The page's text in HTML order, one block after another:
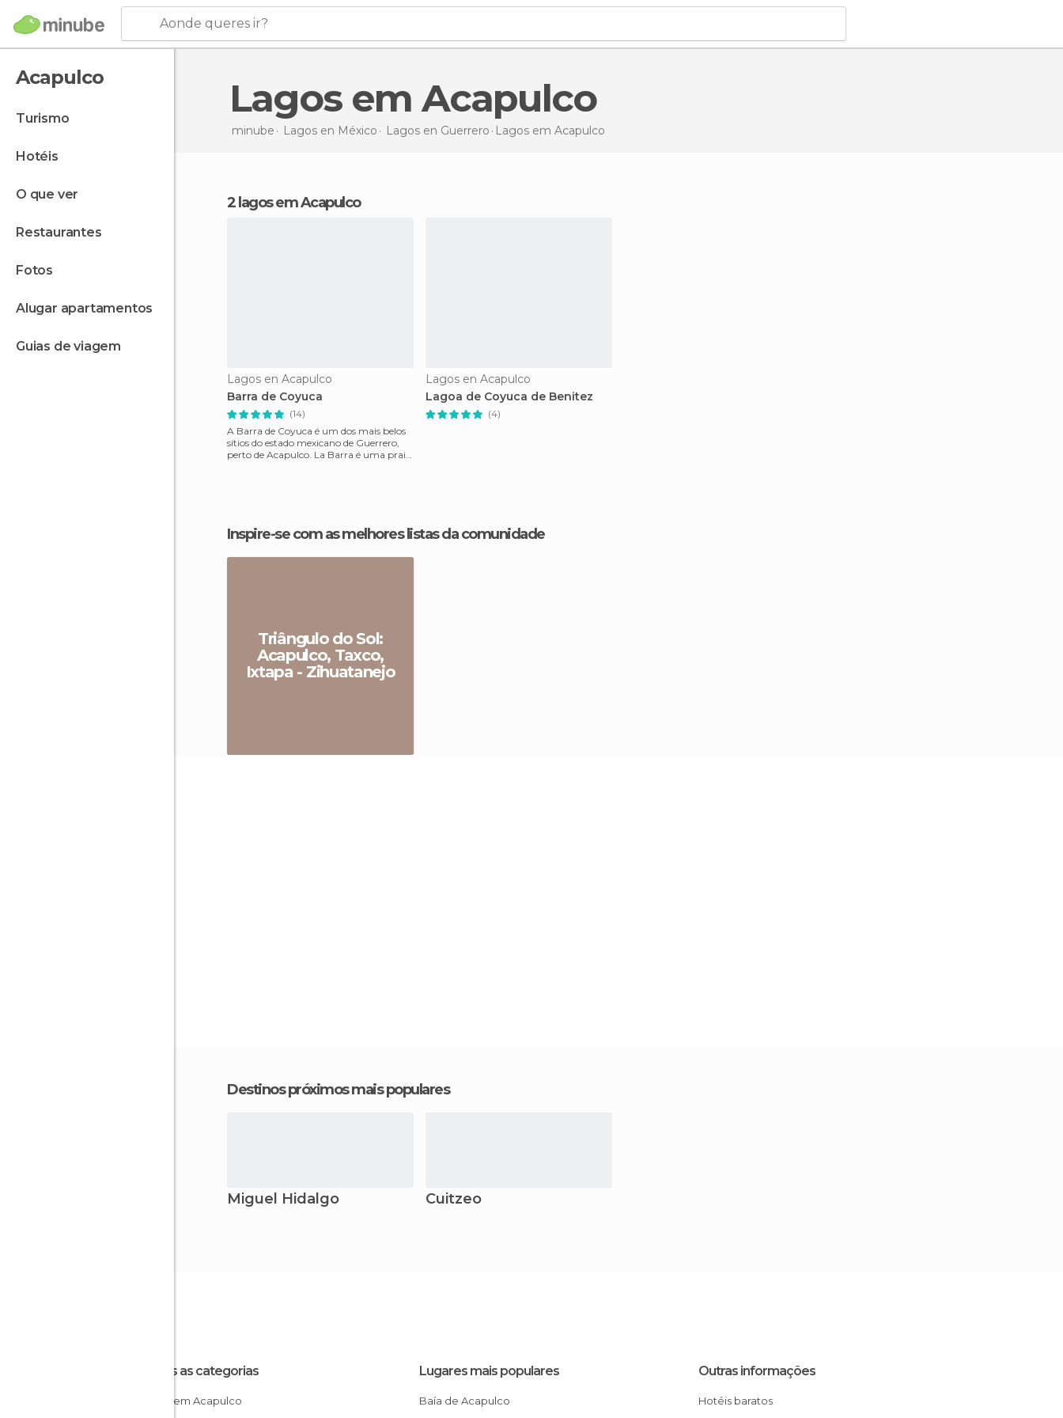
Aonde queres ir?
Acapulco
turismo
hotéis
o que ver
restaurantes
fotos
alugar apartamentos
guias de viagem
Lagos em Acapulco
minube Lagos en México Lagos en Guerrero Lagos em Acapulco
2 lagos em Acapulco
Lagos en Acapulco
Barra de Coyuca
(14)
A Barra de Coyuca é um dos mais belos
sítios do estado mexicano de Guerrero,
perto de Acapulco. La Barra é uma praia
Lagos en Acapulco
Lagoa de Coyuca de Benitez
(4)
Inspire-se com as melhores listas da comunidade
Triângulo do Sol:
Acapulco, Taxco,
Ixtapa - Zihuatanejo
Destinos próximos mais populares
Miguel Hidalgo Cuitzeo
Todas as categorias
Lagos em Acapulco
Lugares mais populares
Baía de Acapulco
Outras informações
Hotéis baratos